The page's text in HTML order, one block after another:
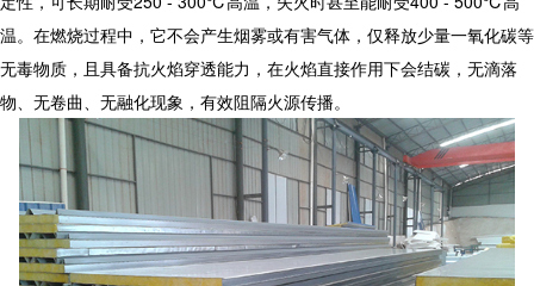
温。在燃烧过程中，它不会产生烟雾或有害气体，仅释放少量一氧化碳等
无毒物质，且具备抗火焰穿透能力，在火焰直接作用下会结碳，无滴落
物、无卷曲、无融化现象，有效阻隔火源传播。